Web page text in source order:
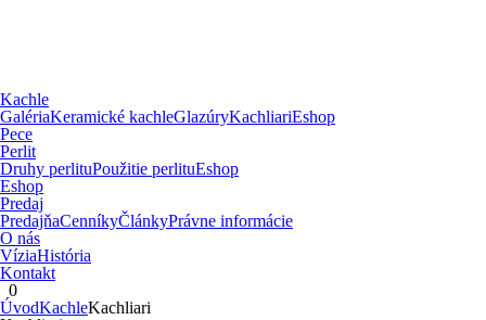
Kachle
GalériaKeramické kachleGlazúryKachliariEshop
Pece
Perlit
Druhy perlituPoužitie perlituEshop
Eshop
Predaj
PredajňaCenníkyČlánkyPrávne informácie
O nás
VíziaHistória
Kontakt
0
ÚvodKachleKachliari